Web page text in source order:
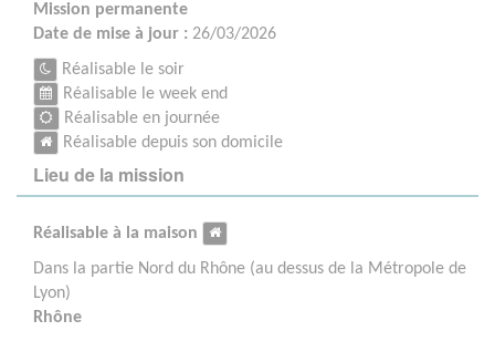
Mission permanente
Date de mise à jour : 26/03/2026
Réalisable le soir
Réalisable le week end
Réalisable en journée
Réalisable depuis son domicile
Lieu de la mission
Réalisable à la maison
Dans la partie Nord du Rhône (au dessus de la Métropole de
Lyon)
Rhône